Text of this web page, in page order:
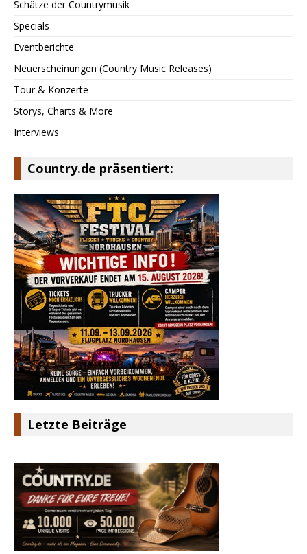
Schätze der Countrymusik
Specials
Eventberichte
Neuerscheinungen (Country Music Releases)
Tour & Konzerte
Storys, Charts & More
Interviews
Country.de präsentiert:
Letzte Beiträge